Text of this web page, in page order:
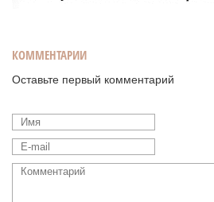
КОММЕНТАРИИ
Оставьте первый комментарий